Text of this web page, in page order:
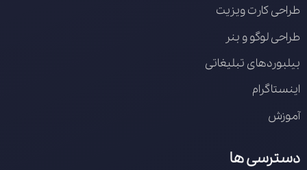
طراحی کارت ویزیت
طراحی لوگو و بنر
بیلبوردهای تبلیغاتی
اینستاگرام
آموزش
دسترسی ها